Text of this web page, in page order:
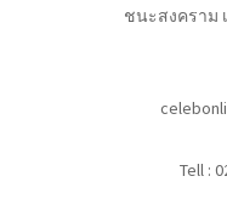
ชนะสงคราม
Tell :